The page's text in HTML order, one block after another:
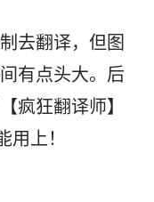
去翻译，但图
有点头大。 后
疯狂翻译师】
用上！